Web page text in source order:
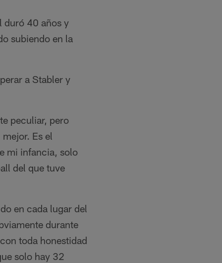
duró 40 años y
subiendo en la
a Stabler y
peculiar, pero
Es el
mi infancia, solo
del que tuve
en cada lugar del
durante
toda honestidad
solo hay 32